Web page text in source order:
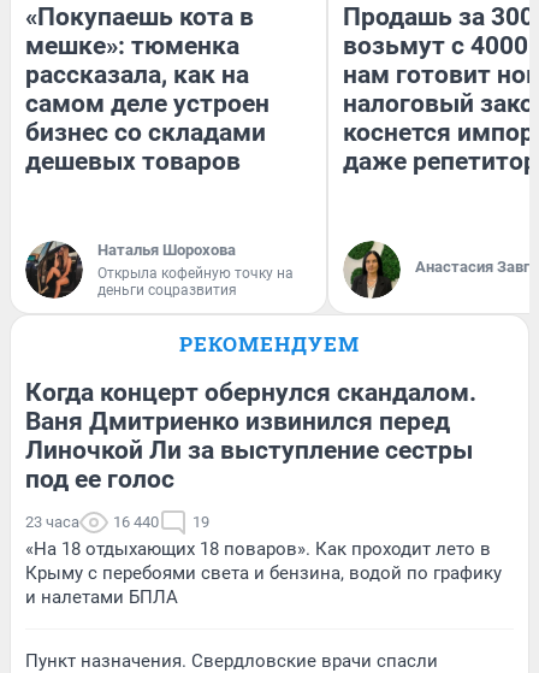
«Покупаешь кота в
мешке»: тюменка
рассказала, как на
самом деле устроен
бизнес со складами
дешевых товаров
Наталья Шорохова
Открыла кофейную точку на
деньги соцразвития
Продашь за
возьмут с
нам готовит
налоговый
коснется
даже
Анастасия
РЕКОМЕНДУЕМ
Когда концерт обернулся скандалом.
Ваня Дмитриенко извинился перед
Линочкой Ли за выступление сестры
под ее голос
23 часа 16 440 19
«На 18 отдыхающих 18 поваров». Как проходит лето в
Крыму с перебоями света и бензина, водой по графику
и налетами БПЛА
Пункт назначения. Свердловские врачи спасли